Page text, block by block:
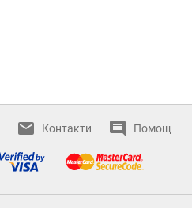
Контакти Помощ